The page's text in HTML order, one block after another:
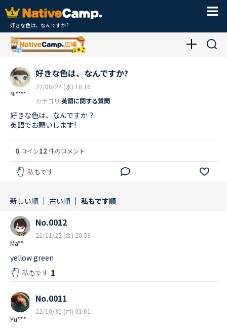
好きな色は、なんですか?
Mi****
好きな色は、なんですか?
22/08/24 (水) 18:16
カテゴリ 英語に関する質問
好きな色は、なんですか？
英語でお願いします!
0 コイン12件のコメント
私もです
新しい順 古い順 私もです順
Ma**
No.0012
22/11/25 (金) 20:59
yellow green
私もです 1
Yu***
No.0011
22/10/31 (月) 01:01